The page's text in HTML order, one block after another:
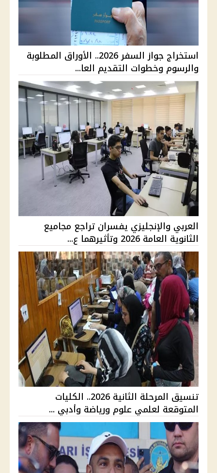
استخراج جواز السفر 2026.. الأوراق المطلوبة
والرسوم وخطوات التقديم العا...
العربي والإنجليزي يفسران تراجع مجاميع
الثانوية العامة 2026 وتأثيرهما ع...
تنسيق المرحلة الثانية 2026.. الكليات
المتوقعة لعلمي علوم ورياضة وأدبي ...